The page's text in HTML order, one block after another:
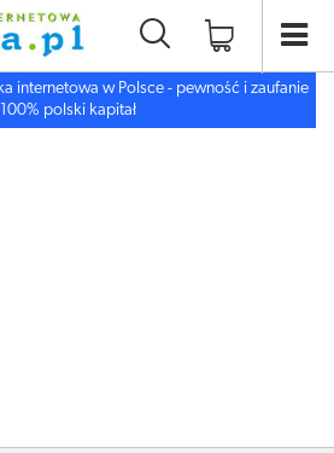
internetowa w Polsce - pewność i zaufanie
polski kapitał